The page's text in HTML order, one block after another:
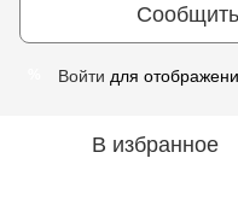
Войти для
В избранное